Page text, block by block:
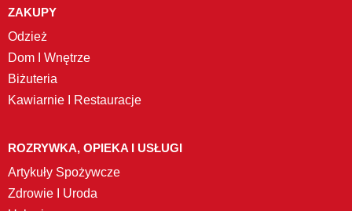
ZAKUPY
Odzież
Dom I Wnętrze
Biżuteria
Kawiarnie I Restauracje
ROZRYWKA, OPIEKA I USŁUGI
Artykuły Spożywcze
Zdrowie I Uroda